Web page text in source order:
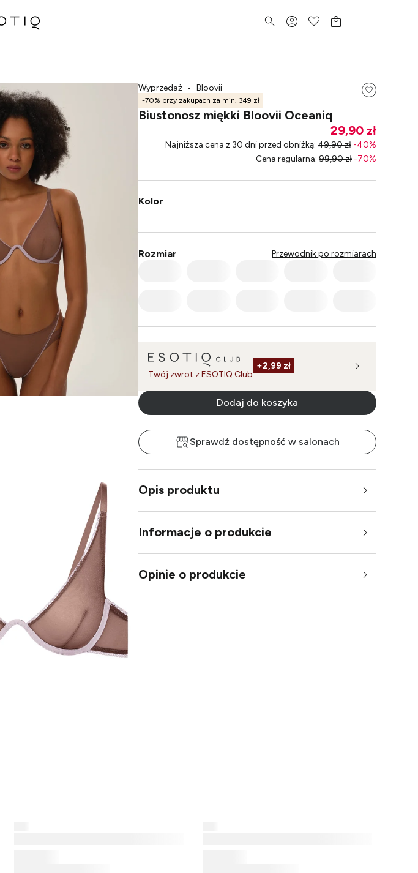
Wyprzedaż • Bloovii
-70% przy zakupach za min. 349 zł
Biustonosz miękki Bloovii Oceaniq
29,90 zł
Najniższa cena z 30 dni przed obniżką: 49,90 zł -40%
Cena regularna: 99,90 zł -70%
Kolor
Rozmiar Przewodnik po rozmiarach
Twój zwrot z ESOTIQ Club
+2,99 zł
Dodaj do koszyka
Sprawdź dostępność w salonach
Opis produktu
Informacje o produkcie
Opinie o produkcie